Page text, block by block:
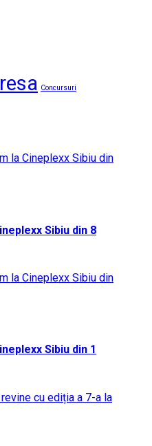
Concursuri
Sibiu din 8
Sibiu din 1